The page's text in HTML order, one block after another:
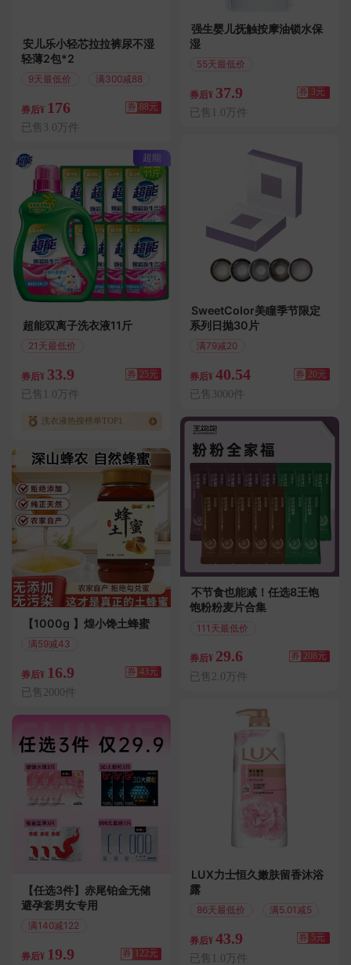
安儿乐小轻芯拉拉裤尿不湿
轻薄2包*2
9天最低价 满300减88
券后¥ 176 券 88元
已售3.0万件
超能
超能双离子洗衣液11斤
21天最低价
券后¥ 33.9 券 25元
已售1.0万件
洗衣液热搜榜单TOP1
【1000g 】煌小馋土蜂蜜
满59减43
券后¥ 16.9 券 43元
已售2000件
【任选3件】赤尾铂金无储
避孕套男女专用
满140减122
券后¥ 19.9 券 122元
强生婴儿抚触按摩油锁水保
湿
55天最低价
券后¥ 37.9 券 3元
已售1.0万件
SweetColor美瞳季节限定
系列日抛30片
满79减20
券后¥ 40.54 券 20元
已售3000件
不节食也能减！任选8王饱
饱粉粉麦片合集
111天最低价
券后¥ 29.6 券 208元
已售2.0万件
LUX力士恒久嫩肤留香沐浴
露
86天最低价 满5.01减5
券后¥ 43.9 券 5元
已售1.0万件